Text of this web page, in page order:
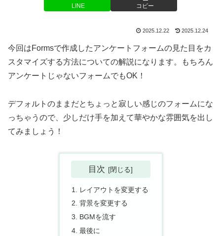
LINE コピー
2025.12.22 2025.12.24
今回はFormsで作成したアンケートフォームの見た目をカ
スタマイズする方法についての解説になります。もちろん
アンケートじゃないフォームでもOK！
デフォルトのままだとちょっと寂しい感じのフォームにな
っちゃうので、少しだけ手を加えて華やかな雰囲気を出し
てみましょう！
目次
レイアウトを変更する
背景を変更する
BGMを流す
最後に